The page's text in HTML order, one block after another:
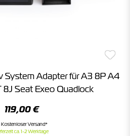
System Adapter für A3 8P A4
Seat Exeo Quadlock
119,00 €
ca. 1-2 Werktage